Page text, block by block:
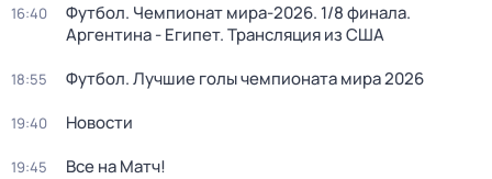
16:40
Футбол. Чемпионат мира-2026. 1/8 финала.
Аргентина - Египет. Трансляция из США
18:55 Футбол. Лучшие голы чемпионата мира 2026
19:40 Новости
19:45 Все на Матч!